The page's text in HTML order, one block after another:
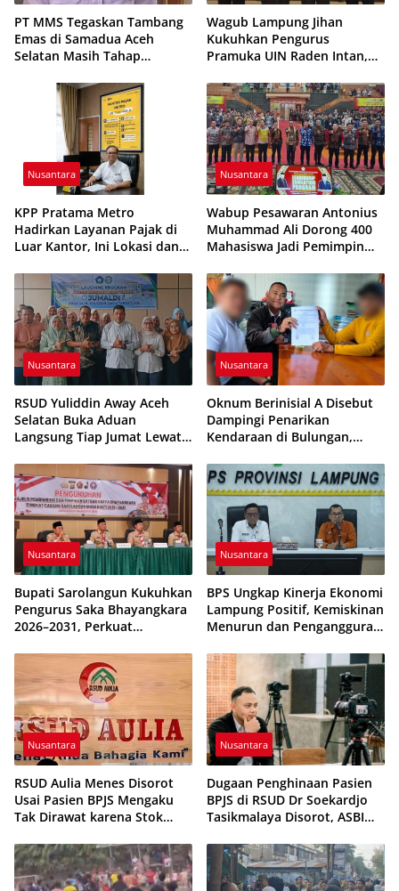
PT MMS Tegaskan Tambang
Emas di Samadua Aceh
Selatan Masih Tahap
Wagub Lampung Jihan
Kukuhkan Pengurus
Pramuka UIN Raden Intan,
Karakter Generasi Muda
Nusantara
KPP Pratama Metro
Hadirkan Layanan Pajak di
Luar Kantor, Ini Lokasi dan
Nusantara
Wabup Pesawaran Antonius
Muhammad Ali Dorong 400
Mahasiswa Jadi Pemimpin
Nusantara
RSUD Yuliddin Away Aceh
Selatan Buka Aduan
Langsung Tiap Jumat Lewat
Nusantara
Oknum Berinisial A Disebut
Dampingi Penarikan
Kendaraan di Bulungan,
Nusantara
Bupati Sarolangun Kukuhkan
Pengurus Saka Bhayangkara
2026–2031, Perkuat
Generasi Muda
Nusantara
BPS Ungkap Kinerja Ekonomi
Lampung Positif, Kemiskinan
Menurun dan Pengangguran
Nusantara
RSUD Aulia Menes Disorot
Usai Pasien BPJS Mengaku
Tak Dirawat karena Stok
Nusantara
Dugaan Penghinaan Pasien
BPJS di RSUD Dr Soekardjo
Tasikmalaya Disorot, ASBI
Etika Pelayanan